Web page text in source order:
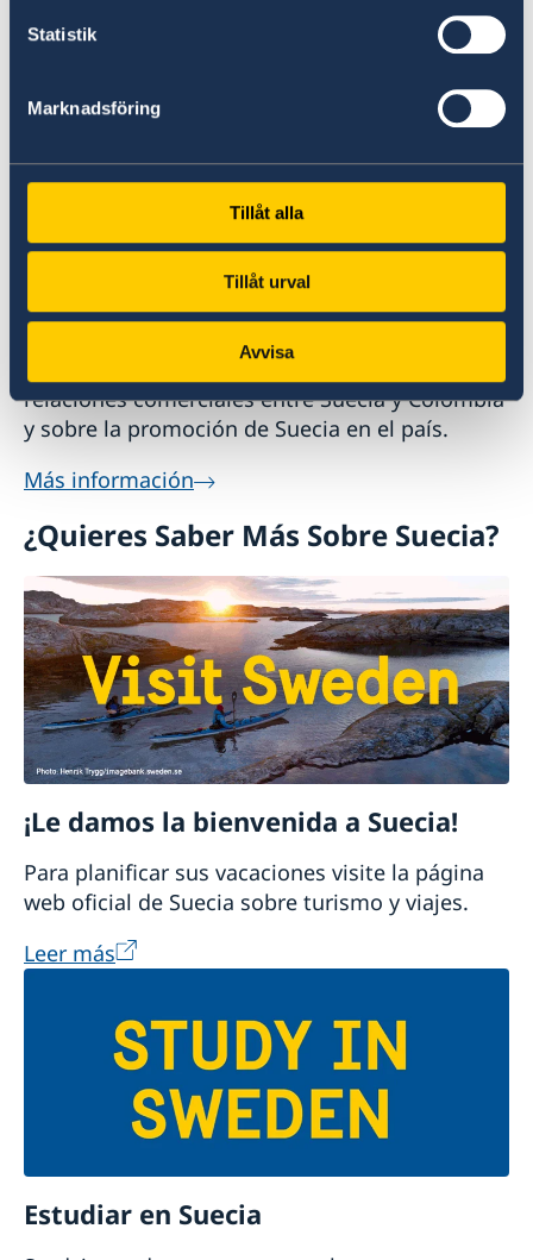
Statistik
Marknadsföring
Tillåt alla
Tillåt urval
Avvisa
Promoción Cultural y Comercial
Aquí encontrarás información sobre las
relaciones comerciales entre Suecia y Colombia
y sobre la promoción de Suecia en el país.
Más información
¿Quieres Saber Más Sobre Suecia?
¡Le damos la bienvenida a Suecia!
Para planificar sus vacaciones visite la página
web oficial de Suecia sobre turismo y viajes.
Leer más
Estudiar en Suecia